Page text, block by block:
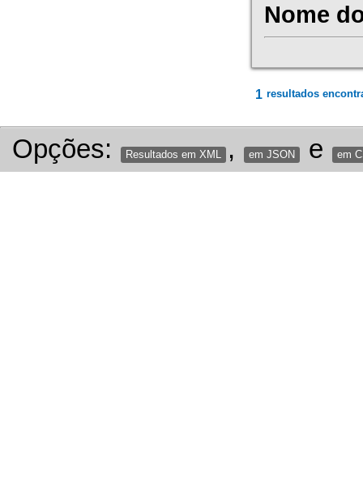
Nome
1 resultados
Opções: Resultados em XML , em JSON e em